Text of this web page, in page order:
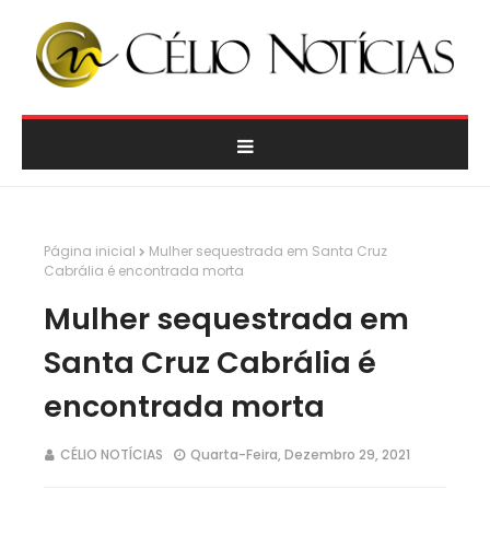
Página inicial
Mulher sequestrada em Santa Cruz
Cabrália é encontrada morta
Mulher sequestrada em
Santa Cruz Cabrália é
encontrada morta
CÉLIO NOTÍCIAS Quarta-Feira, Dezembro 29, 2021